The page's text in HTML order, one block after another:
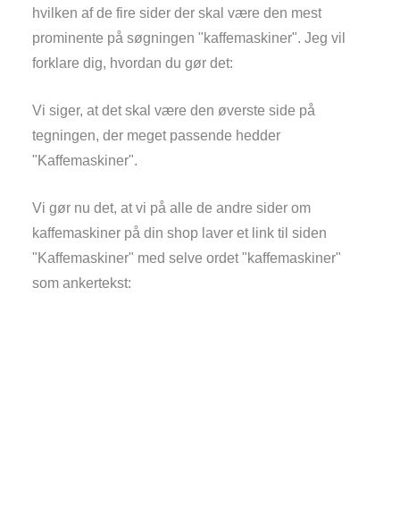
hvilken af de fire sider der skal være den mest
prominente på søgningen "kaffemaskiner". Jeg vil
forklare dig, hvordan du gør det:
Vi siger, at det skal være den øverste side på
tegningen, der meget passende hedder
"Kaffemaskiner".
Vi gør nu det, at vi på alle de andre sider om
kaffemaskiner på din shop laver et link til siden
"Kaffemaskiner" med selve ordet "kaffemaskiner"
som ankertekst: